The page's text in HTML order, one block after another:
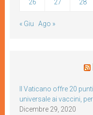
26 27 28
« Giu Ago »
Il Vaticano offre 20
universale ai vaccini,
Dicembre 29, 2020